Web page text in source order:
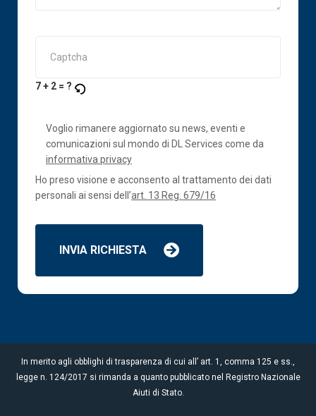
7 + 2 = ?
Voglio rimanere aggiornato su news, eventi e
comunicazioni sul mondo di DL Services come da
informativa privacy
Ho preso visione e acconsento al trattamento dei dati
personali ai sensi dell’art. 13 Reg. 679/16
INVIA RICHIESTA
In merito agli obblighi di trasparenza di cui all’ art. 1, comma 125 e ss.,
legge n. 124/2017 si rimanda a quanto pubblicato nel Registro Nazionale
Aiuti di Stato.